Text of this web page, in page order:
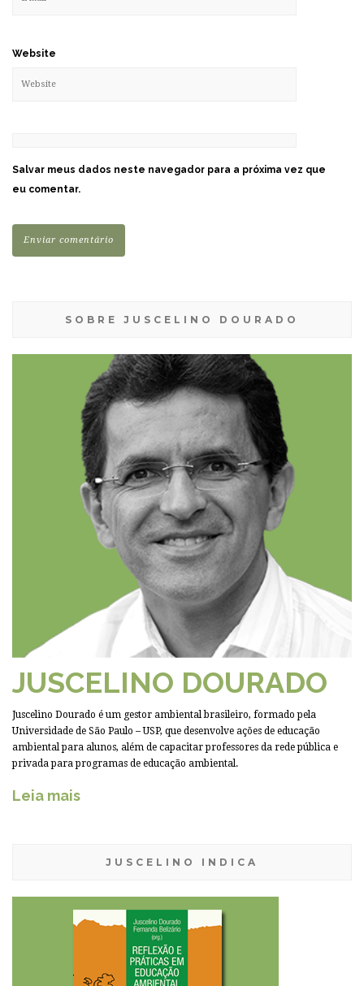
Website
Salvar meus dados neste navegador para a próxima vez que
eu comentar.
SOBRE JUSCELINO DOURADO
JUSCELINO DOURADO
Juscelino Dourado é um gestor ambiental brasileiro, formado pela
Universidade de São Paulo – USP, que desenvolve ações de educação
ambiental para alunos, além de capacitar professores da rede pública e
privada para programas de educação ambiental.
Leia mais
JUSCELINO INDICA